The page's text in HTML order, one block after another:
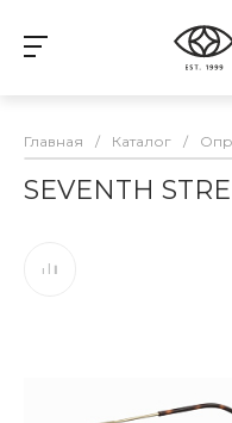
Главная / Каталог /
SEVENTH